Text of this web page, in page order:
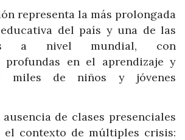
representa la más prolongada
del país y una de las
a nivel mundial, con
profundas en el aprendizaje y
miles de niños y jóvenes
de clases presenciales
el contexto de múltiples crisis: